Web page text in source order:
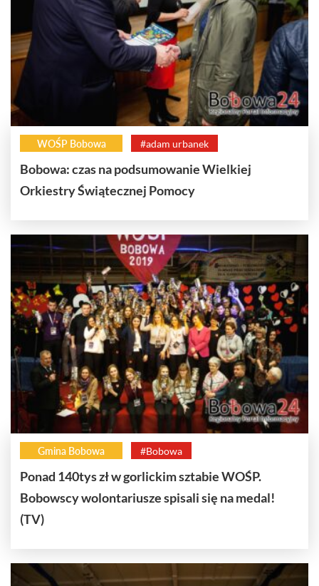
WOŚP Bobowa #adam urbanek
Bobowa: czas na podsumowanie Wielkiej
Orkiestry Świątecznej Pomocy
Gmina Bobowa #Bobowa
Ponad 140tys zł w gorlickim sztabie WOŚP.
Bobowscy wolontariusze spisali się na medal!
(TV)